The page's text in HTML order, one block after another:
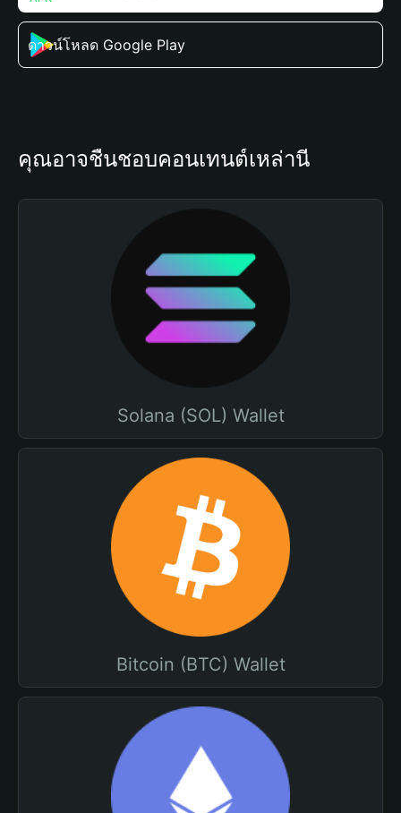
ดาวน์โหลด Google Play
คุณอาจชื่นชอบคอนเทนต์เหล่านี้
Solana (SOL) Wallet
Bitcoin (BTC) Wallet